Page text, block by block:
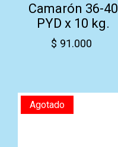
Camarón 36-40
PYD x 10 kg.
$ 91.000
Agotado